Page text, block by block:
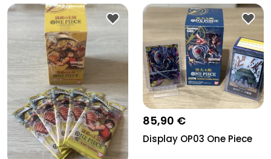
85,90 €
Display OP03 One Piece